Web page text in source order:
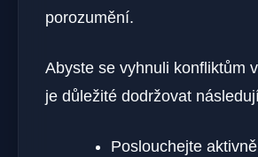
porozumění.
Abyste se vyhnuli konfliktům
je důležité dodržovat
Poslouchejte